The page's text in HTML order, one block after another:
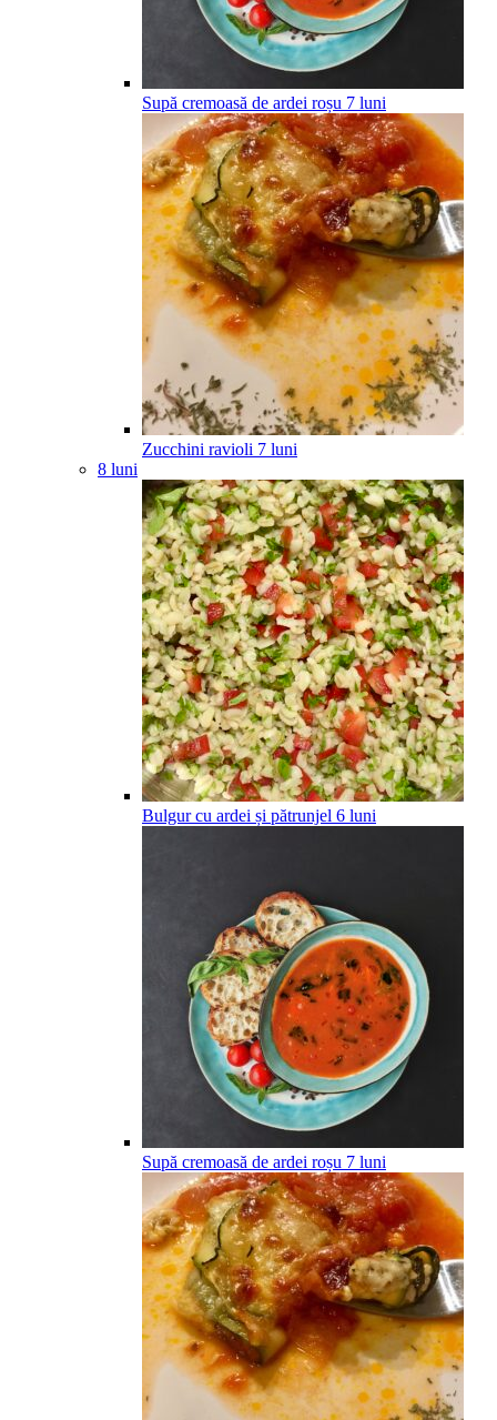
Supă cremoasă de ardei roșu 7 luni
Zucchini ravioli 7 luni
8 luni
Bulgur cu ardei și pătrunjel 6 luni
Supă cremoasă de ardei roșu 7 luni